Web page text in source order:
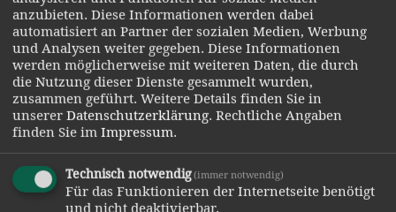
einen Urlaub einzigartig machen, verbringen Eltern mit
ihren Kindern beim Wandern. Tierspuren die man
deuten kann, Blumen am Wegrand oder ein
umgestürzter Baum, über den man balanciert – beim
Wandern mit Kindern wird die Natur zum Spielplatz.
anzubieten. Diese Informationen werden dabei
automatisiert an Partner der sozialen Medien, Werbung
und Analysen weiter gegeben. Diese Informationen
werden möglicherweise mit weiteren Daten, die durch
die Nutzung dieser Dienste gesammelt wurden,
zusammen geführt. Weitere Details finden Sie in
unserer Datenschutzerklärung. Rechtliche Angaben
finden Sie im Impressum.
Technisch notwendig(immer notwendig)
Für das Funktionieren der Internetseite benötigt
und nicht deaktivierbar.